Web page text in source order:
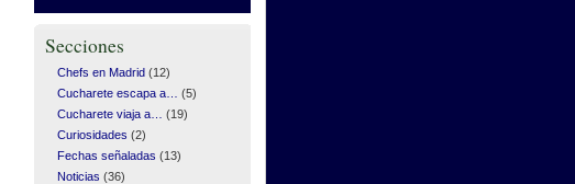
Secciones
Chefs en Madrid(12)
Cucharete escapa a…
(5)
Cucharete viaja a…
(19)
Curiosidades (2)
Fechas señaladas (13)
Noticias (36)